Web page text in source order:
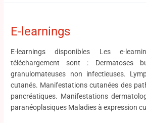
E-learnings
E-learnings disponibles Les e-
téléchargement sont : Dermatoses
granulomateuses non infectieuses.
cutanés. Manifestations cutanées des
pancréatiques. Manifestations
paranéoplasiques Maladies à expression